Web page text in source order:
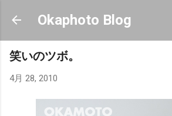
スキップしてメイン コンテン
Okaphoto Blog
笑いのツボ。
4月 28, 2010